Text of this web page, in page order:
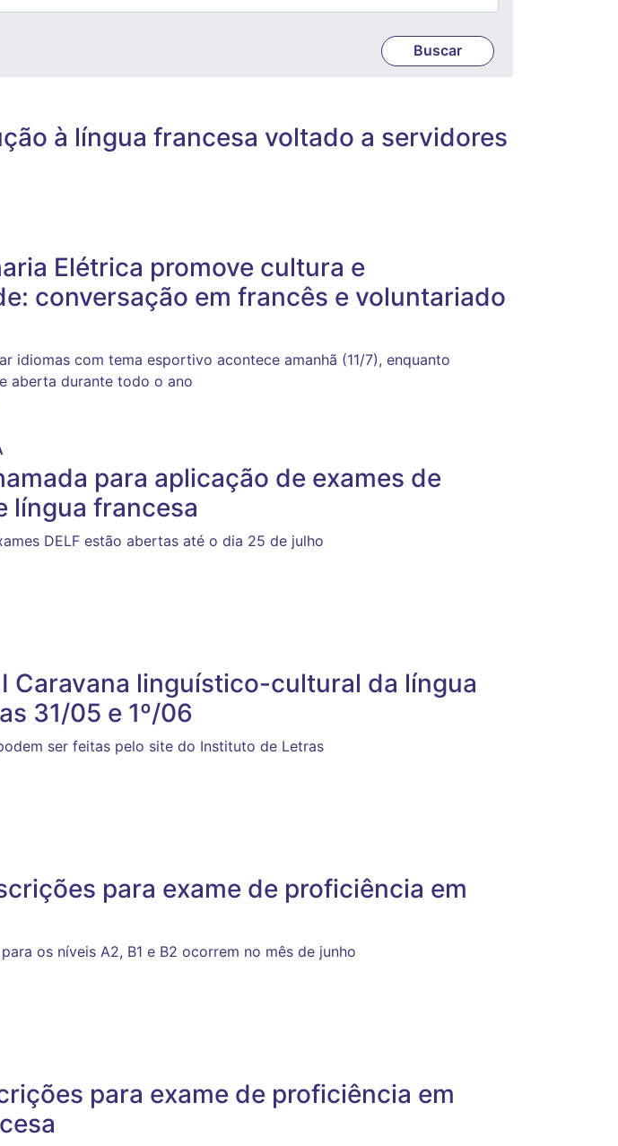
à língua francesa voltado a servidores
Elétrica promove cultura e
conversação em francês e voluntariado
idiomas com tema esportivo acontece amanhã (11/7), enquanto
aberta durante todo o ano
para aplicação de exames de
língua francesa
DELF estão abertas até o dia 25 de julho
Caravana linguístico-cultural da língua
31/05 e 1º/06
ser feitas pelo site do Instituto de Letras
para exame de proficiência em
os níveis A2, B1 e B2 ocorrem no mês de junho
para exame de proficiência em